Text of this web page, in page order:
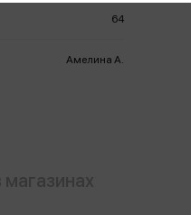
64
Амелина А.